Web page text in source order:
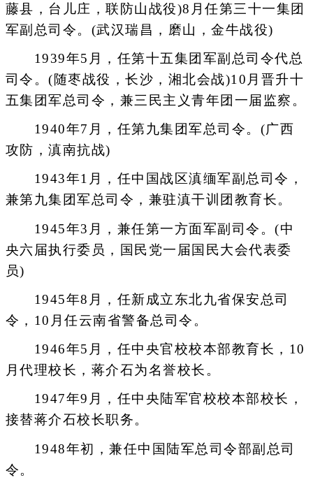
藤县，台儿庄，联防山战役)8月任第三十一集团
军副总司令。(武汉瑞昌，磨山，金牛战役)
1939年5月，任第十五集团军副总司令代总
司令。(随枣战役，长沙，湘北会战)10月晋升十
五集团军总司令，兼三民主义青年团一届监察。
1940年7月，任第九集团军总司令。(广西
攻防，滇南抗战)
1943年1月，任中国战区滇缅军副总司令，
兼第九集团军总司令，兼驻滇干训团教育长。
1945年3月，兼任第一方面军副司令。(中
央六届执行委员，国民党一届国民大会代表委
员)
1945年8月，任新成立东北九省保安总司
令，10月任云南省警备总司令。
1946年5月，任中央官校校本部教育长，10
月代理校长，蒋介石为名誉校长。
1947年9月，任中央陆军官校校本部校长，
接替蒋介石校长职务。
1948年初，兼任中国陆军总司令部副总司
令。